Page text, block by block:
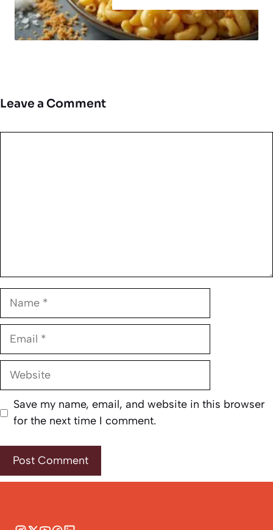
Leave a Comment
Name
Email
Website
Save my name, email, and website in this browser
for the next time I comment.